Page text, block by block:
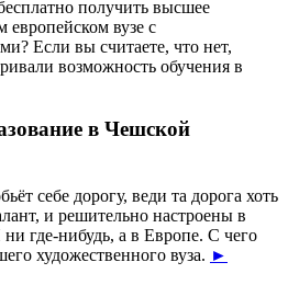
получить высшее
европейском вузе с
Если вы считаете, что нет,
возможность обучения в
в Чешской
себе дорогу, веди та дорога хоть
и решительно настроены в
ни где-нибудь, а в Европе. С чего
художественного вуза. ►